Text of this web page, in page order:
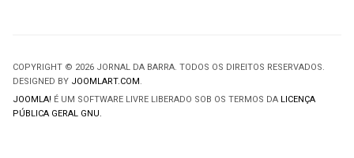
COPYRIGHT © 2026 JORNAL DA BARRA. TODOS OS DIREITOS RESERVADOS.
DESIGNED BY JOOMLART.COM.
JOOMLA! É UM SOFTWARE LIVRE LIBERADO SOB OS TERMOS DA LICENÇA
PÚBLICA GERAL GNU.